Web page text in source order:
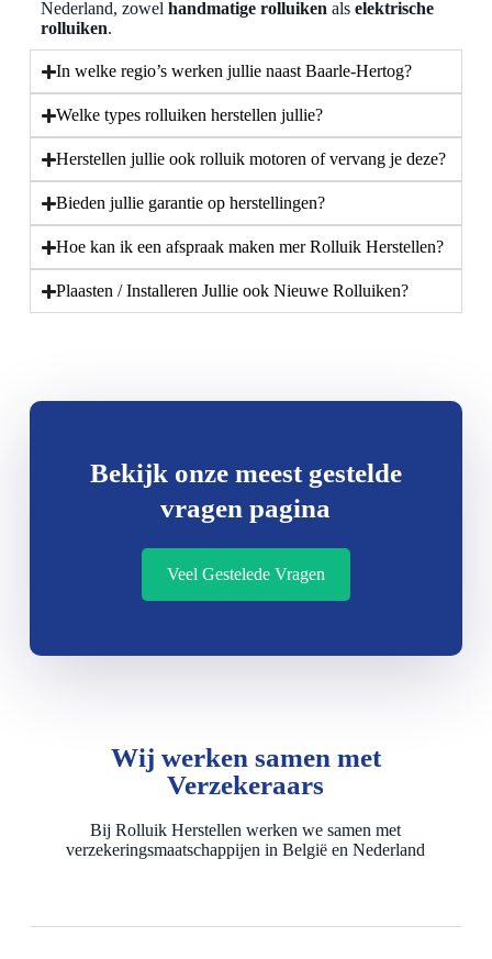
Nederland, zowel handmatige rolluiken als elektrische
rolluiken.
In welke regio’s werken jullie naast Baarle-Hertog?
Welke types rolluiken herstellen jullie?
Herstellen jullie ook rolluik motoren of vervang je deze?
Bieden jullie garantie op herstellingen?
Hoe kan ik een afspraak maken mer Rolluik Herstellen?
Plaasten / Installeren Jullie ook Nieuwe Rolluiken?
Bekijk onze meest gestelde
vragen pagina
Veel Gestelede Vragen
Wij werken samen met
Verzekeraars
Bij Rolluik Herstellen werken we samen met
verzekeringsmaatschappijen in België en Nederland